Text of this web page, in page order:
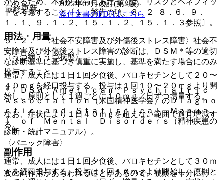
トを考慮すること〔１．警告の項、８．２−８．６、９．
１．１、９．１．２、１５．１．２、１５．１．３参照〕。
５．２． 〈社会不安障害及び外傷後ストレス障害〉社会不
安障害及び外傷後ストレス障害の診断は、ＤＳＭ＊等の適切
な診断基準に基づき慎重に実施し、基準を満たす場合にのみ
投与すること。
＊）ＤＳＭ：Ａｍｅｒｉｃａｎ Ｐｓｙｃｈｉａｔｒｉｃ
Ａｓｓｏｃｉａｔｉｏｎ（米国精神医学会）のＤｉａｇｎｏ
ｓｔｉｃ ａｎｄ Ｓｔａｔｉｓｔｉｃａｌ Ｍａｎｕａ
ｌ ｏｆ Ｍｅｎｔａｌ Ｄｉｓｏｒｄｅｒｓ（精神疾患の
診断・統計マニュアル）。
副作用
次の副作用があらわれることがあるので、観察を十分に行
最終更新
2025年07月改訂(第2版)
添付文書のPDFはこちら
用法・用量
〈うつ病・うつ状態〉
通常、成人には１日１回夕食後、パロキセチンとして２０〜
４０ｍｇを経口投与する。投与は１回１０〜２０ｍｇより開
始し、原則として１週ごとに１０ｍｇ／日ずつ増量する。
なお、症状により１日４０ｍｇを超えない範囲で適宜増減す
る。
〈パニック障害〉
通常、成人には１日１回夕食後、パロキセチンとして３０ｍ
ｇを経口投与する。投与は１回１０ｍｇより開始し、原則と